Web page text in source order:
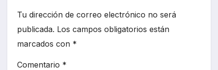
Tu dirección de correo electrónico no será
publicada. Los campos obligatorios están
marcados con *
Comentario *